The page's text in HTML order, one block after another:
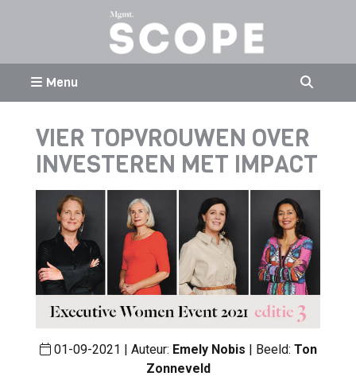
Menu
VIER TOPVROUWEN OVER
INVESTEREN MET IMPACT
01-09-2021 | Auteur: Emely Nobis | Beeld: Ton
Zonneveld